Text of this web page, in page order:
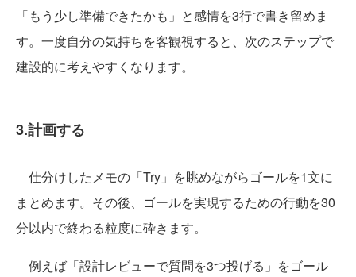
「もう少し準備できたかも」と感情を3行で書き留めま
す。一度自分の気持ちを客観視すると、次のステップで
建設的に考えやすくなります。
3.計画する
仕分けしたメモの「Try」を眺めながらゴールを1文に
まとめます。その後、ゴールを実現するための行動を30
分以内で終わる粒度に砕きます。
例えば「設計レビューで質問を3つ投げる」をゴール